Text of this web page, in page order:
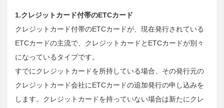
1.クレジットカード付帯のETCカード
クレジットカード付帯のETCカードが、現在発行されている
ETCカードの主流で、クレジットカードとETCカードが別々
になっているタイプです。
すでにクレジットカードを所持している場合、その発行元の
クレジットカード会社にETCカードの追加発行の申し込みを
します。クレジットカードを持っていない場合は新たにクレ